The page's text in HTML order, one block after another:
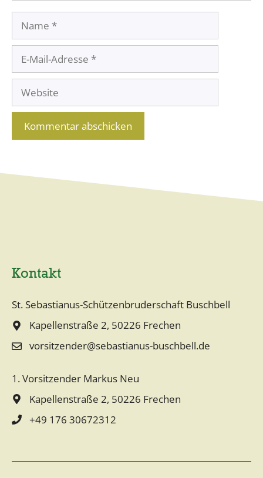
Name
Mail-
Adresse
Website
l
t
v
e
:
Kontakt
St. Sebastianus-Schützenbruderschaft Buschbell
Kapellenstraße 2, 50226 Frechen
vorsitzender@sebastianus-buschbell.de
1. Vorsitzender Markus Neu
Kapellenstraße 2, 50226 Frechen
+49 176 30672312